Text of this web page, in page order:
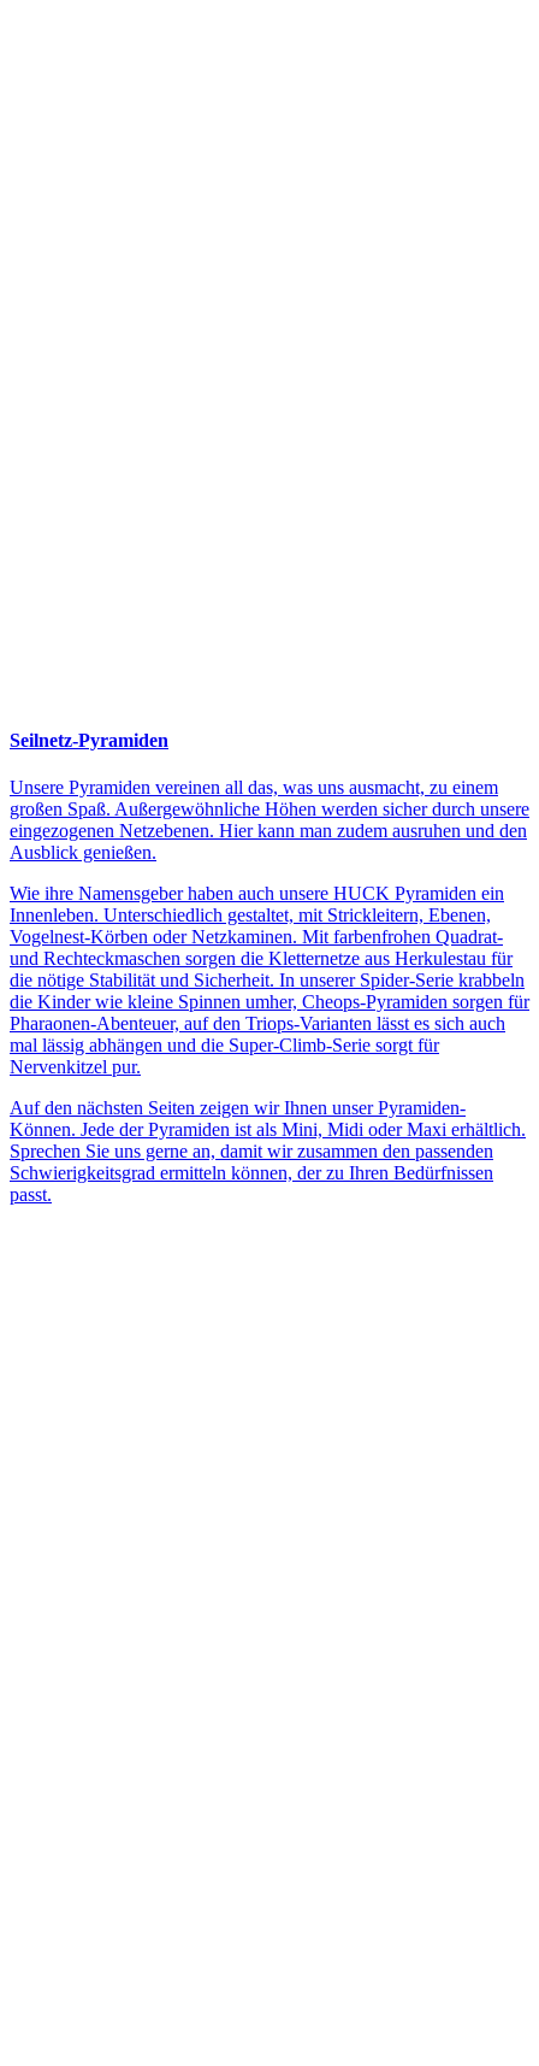
Seilnetz-Pyramiden
Unsere Pyramiden vereinen all das, was uns ausmacht, zu einem
großen Spaß. Außergewöhnliche Höhen werden sicher durch unsere
eingezogenen Netzebenen. Hier kann man zudem ausruhen und den
Ausblick genießen.
Wie ihre Namensgeber haben auch unsere HUCK Pyramiden ein
Innenleben. Unterschiedlich gestaltet, mit Strickleitern, Ebenen,
Vogelnest-Körben oder Netzkaminen. Mit farbenfrohen Quadrat-
und Rechteckmaschen sorgen die Kletternetze aus Herkulestau für
die nötige Stabilität und Sicherheit. In unserer Spider-Serie krabbeln
die Kinder wie kleine Spinnen umher, Cheops-Pyramiden sorgen für
Pharaonen-Abenteuer, auf den Triops-Varianten lässt es sich auch
mal lässig abhängen und die Super-Climb-Serie sorgt für
Nervenkitzel pur.
Auf den nächsten Seiten zeigen wir Ihnen unser Pyramiden-
Können. Jede der Pyramiden ist als Mini, Midi oder Maxi erhältlich.
Sprechen Sie uns gerne an, damit wir zusammen den passenden
Schwierigkeitsgrad ermitteln können, der zu Ihren Bedürfnissen
passt.